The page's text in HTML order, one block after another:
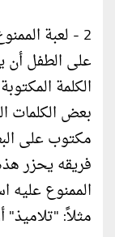
2 - لعبة
على الطفل أن
الكلمة
بعض الكلمات
مكتوب على
فريقه يحزر
الممنوع عليه
مثلاً: "تلاميذ"